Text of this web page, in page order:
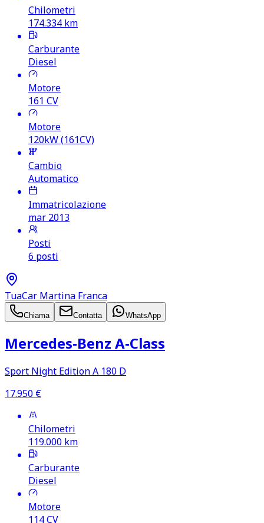
Chilometri
174.334 km
Carburante
Diesel
Motore
161 CV
Motore
120kW (161CV)
Cambio
Automatico
Immatricolazione
mar 2013
Posti
6 posti
TuaCar Martina Franca
Chiama Contatta WhatsApp
Mercedes‑Benz A‑Class
Sport Night Edition A 180 D
17.950 €
Chilometri
119.000 km
Carburante
Diesel
Motore
114CV